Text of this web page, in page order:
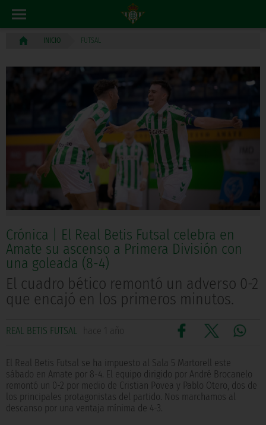
INICIO FUTSAL
Crónica | El Real Betis Futsal celebra en
Amate su ascenso a Primera División con
una goleada (8-4)
El cuadro bético remontó un adverso 0-2
que encajó en los primeros minutos.
REAL BETIS FUTSAL hace 1 año
El Real Betis Futsal se ha impuesto al Sala 5 Martorell este
sábado en Amate por 8-4. El equipo dirigido por André Brocanelo
remontó un 0-2 por medio de Cristian Povea y Pablo Otero, dos de
los principales protagonistas del partido. Nos marchamos al
descanso por una ventaja mínima de 4-3.